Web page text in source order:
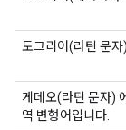
도그리어(라틴 문자)
게데오(라틴 문자)
역 변형어입니다.